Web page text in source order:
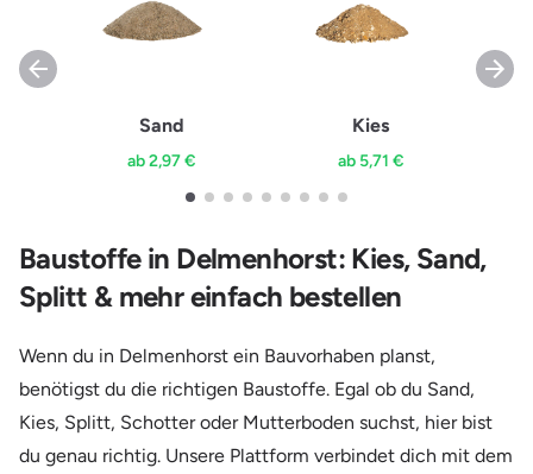
Sand
ab 2,97 €
Kies
ab 5,71 €
Baustoffe in Delmenhorst: Kies, Sand,
Splitt & mehr einfach bestellen
Wenn du in Delmenhorst ein Bauvorhaben planst,
benötigst du die richtigen Baustoffe. Egal ob du Sand,
Kies, Splitt, Schotter oder Mutterboden suchst, hier bist
du genau richtig. Unsere Plattform verbindet dich mit dem